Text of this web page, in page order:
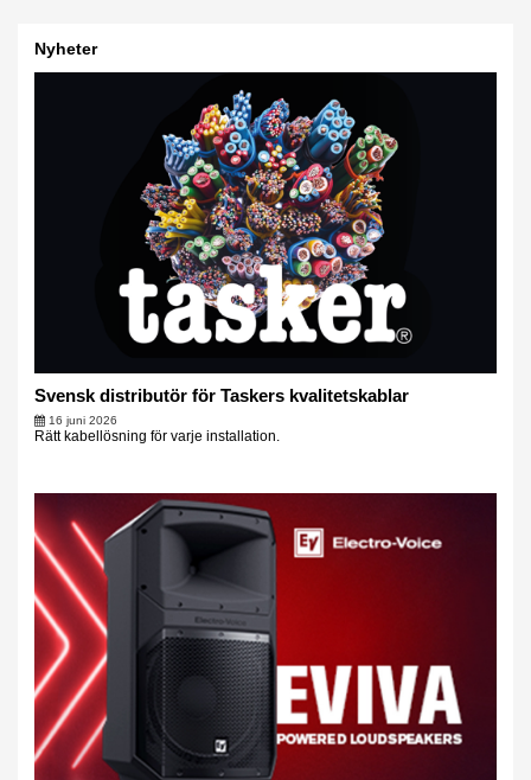
Nyheter
Svensk distributör för Taskers kvalitetskablar
16 juni 2026
Rätt kabellösning för varje installation.